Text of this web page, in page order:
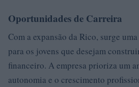
Oportunidades de Carreira
Com a expansão da Rico, surge
para os jovens que desejam
financeiro. A empresa prioriza um
autonomia e o crescimento